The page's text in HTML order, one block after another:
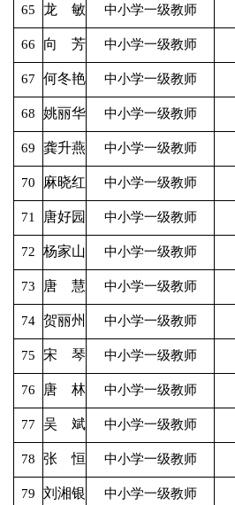
65 龙 敏 中小学一级教师
66 向 芳 中小学一级教师
67 何冬艳 中小学一级教师
68 姚丽华 中小学一级教师
69 龚升燕 中小学一级教师
70 麻晓红 中小学一级教师
71 唐好园 中小学一级教师
72 杨家山 中小学一级教师
73 唐 慧 中小学一级教师
74 贺丽州 中小学一级教师
75 宋 琴 中小学一级教师
76 唐 林 中小学一级教师
77 吴 斌 中小学一级教师
78 张 恒 中小学一级教师
79 刘湘银 中小学一级教师